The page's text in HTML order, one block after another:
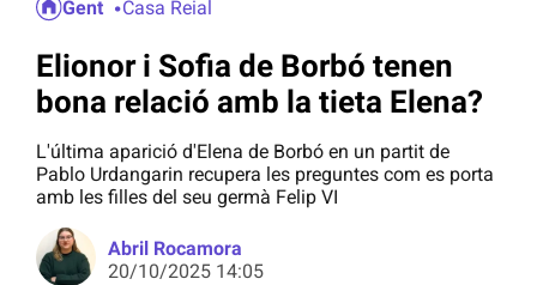
Gent Casa Reial
Elionor i Sofia de Borbó tenen
bona relació amb la tieta Elena?
L'última aparició d'Elena de Borbó en un partit de
Pablo Urdangarin recupera les preguntes com es porta
amb les filles del seu germà Felip VI
Abril Rocamora
20/10/2025 14:05